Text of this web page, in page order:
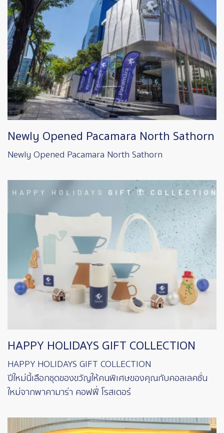
Newly Opened Pacamara North Sathorn
Newly Opened Pacamara North Sathorn
Image
HAPPY HOLIDAYS GIFT COLLECTION
HAPPY HOLIDAYS GIFT COLLECTION
ปีใหม่นี้เลือกชุดของขวัญให้คนพิเศษของคุณกับคอลเลคชั่น
ใหม่จากพาคามาร่า คอฟฟี่ โรสเตอร์
Image